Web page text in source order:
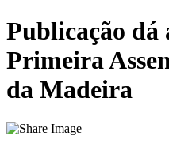
Publicação dá
Primeira
da Madeira